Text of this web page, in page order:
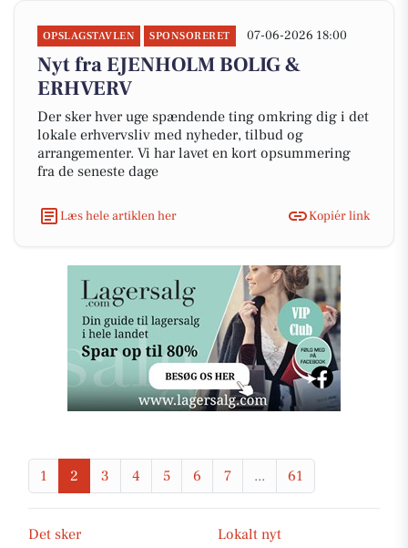
OPSLAGSTAVLEN SPONSORERET 07-06-2026 18:00
Nyt fra EJENHOLM BOLIG &
ERHVERV
Der sker hver uge spændende ting omkring dig i det
lokale erhvervsliv med nyheder, tilbud og
arrangementer. Vi har lavet en kort opsummering
fra de seneste dage
Læs hele artiklen her Kopiér link
1 2 3 4 5 6 7 ... 61
Det sker
Lokalt nyt